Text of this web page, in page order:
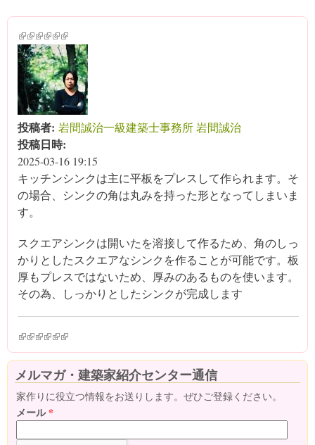
(link is external)
(link is external)
(link is external)
(link is external)
(link is external)
(link is external)
投稿者: 岩間誠治一級建築士事務所 岩間誠治
投稿日時:
2025-03-16 19:15
キッチンシンクは主に平板をプレスして作られます。そ
の場合、シンクの角は丸みを持った形となってしまいま
す。
スクエアシンクは開いたを溶接して作るため、角のしっ
かりとしたスクエアなシンクを作ることが可能です。板
厚もプレスではないため、厚みのあるものを使います。
その為、しっかりとしたシンクが完成します
(link is external)
(link is external)
(link is external)
(link is external)
(link is external)
(link is external)
メルマガ・建築家紹介センター通信
家作りに役立つ情報をお送りします。ぜひご登録ください。
メール*